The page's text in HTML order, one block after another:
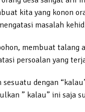
kita yang konon
masalah
membuat talang
persoalan yang
dengan
” kalau” ini saja